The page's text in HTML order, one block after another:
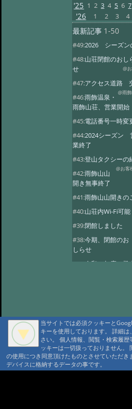
'25 1 2 3 4 5 6 7
'26 1 2 3 4
最新記事 1-50
#49:2026 シーズン
#48:山荘閉館のおし
せ
@
#47:アクセス道路
@雨
#46:雨飾温泉・
雨飾山荘、営業開始
#45:電話番号一時変
#44:2024シーズン
業終了
#43:登山タクシーの
@お
#42:雨飾山山
開き無事終了
#41:雨飾山山開きの
#40:山荘内Wi-Fi可能
#39:閉館しました
#38:今期、閉館のお
しらせ
#37:令和５年度 登
#34:本日の雨飾温泉
#33: 今期の営業は
#32:全国旅行支援
#31:14日 オープン
当サイトでは必須クッキーと
キーを使用しております。 詳細
さい。 個人情報、閲覧・検索履
ッキーは一切扱っておりません。
の使用につき同意頂けたものとさせていただ
デバイスに格納するデータの事です。